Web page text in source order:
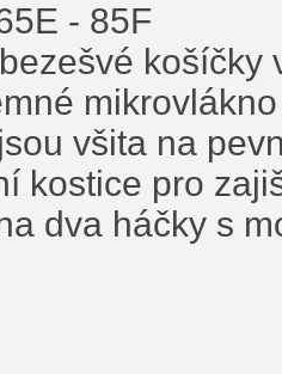
- 85F
košíčky
všita na
kostice pro
dva háčky s